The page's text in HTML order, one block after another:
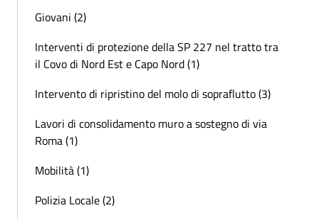
Giovani (2)
Interventi di protezione della SP 227 nel tratto tra
il Covo di Nord Est e Capo Nord (1)
Intervento di ripristino del molo di sopraflutto (3)
Lavori di consolidamento muro a sostegno di via
Roma (1)
Mobilità (1)
Polizia Locale (2)